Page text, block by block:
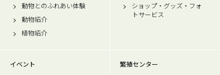
動物とのふれあい体験
動物紹介
植物紹介
ショップ・グッズ・フォ
トサービス
イベント
繁殖センター